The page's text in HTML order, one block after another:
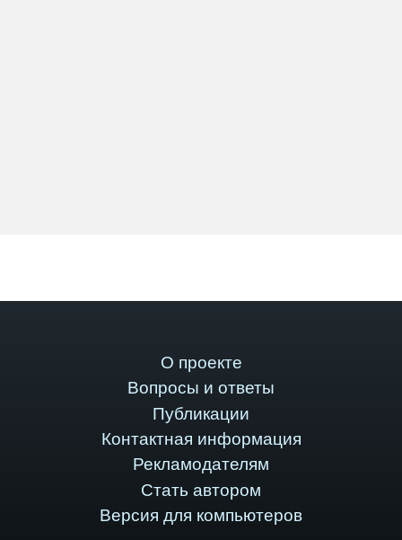
О проекте
Вопросы и ответы
Публикации
Контактная информация
Рекламодателям
Стать автором
Версия для компьютеров